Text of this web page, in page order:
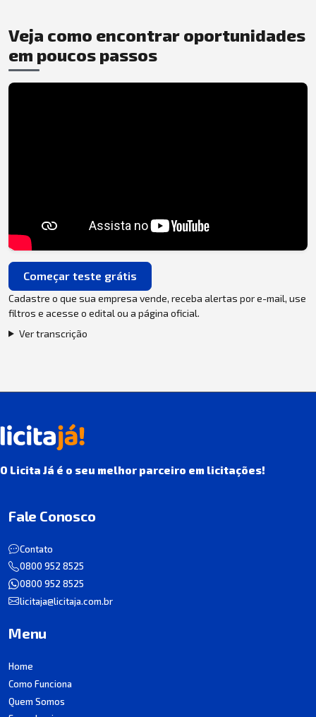
Veja como encontrar oportunidades
em poucos passos
Começar teste grátis
Cadastre o que sua empresa vende, receba alertas por e-mail, use
filtros e acesse o edital ou a página oficial.
Ver transcrição
O Licita Já é o seu melhor parceiro em licitações!
Fale Conosco
Contato
0800 952 8525
0800 952 8525
licitaja@licitaja.com.br
Menu
Home
Como Funciona
Quem Somos